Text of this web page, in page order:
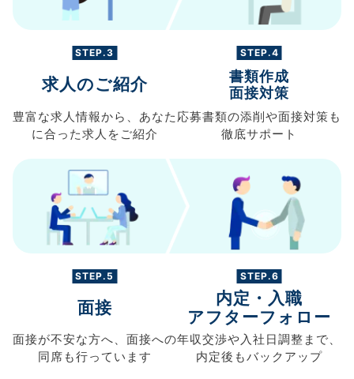
STEP.3
求人のご紹介
豊富な求人情報から、 あなた
に合った求人を ご紹介
STEP.4
書類作成
面接対策
応募書類の添削や面接対策も
徹底サポート
STEP.5
面接
面接が不安な方へ、 面接への
同席も行っています
STEP.6
内定・入職
アフターフォロー
年収交渉や入社日調整まで、
内定後もバックアップ